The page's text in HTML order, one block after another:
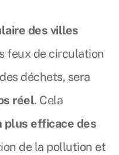
des villes
feux de circulation
déchets, sera
réel. Cela
plus efficace des
de la pollution et